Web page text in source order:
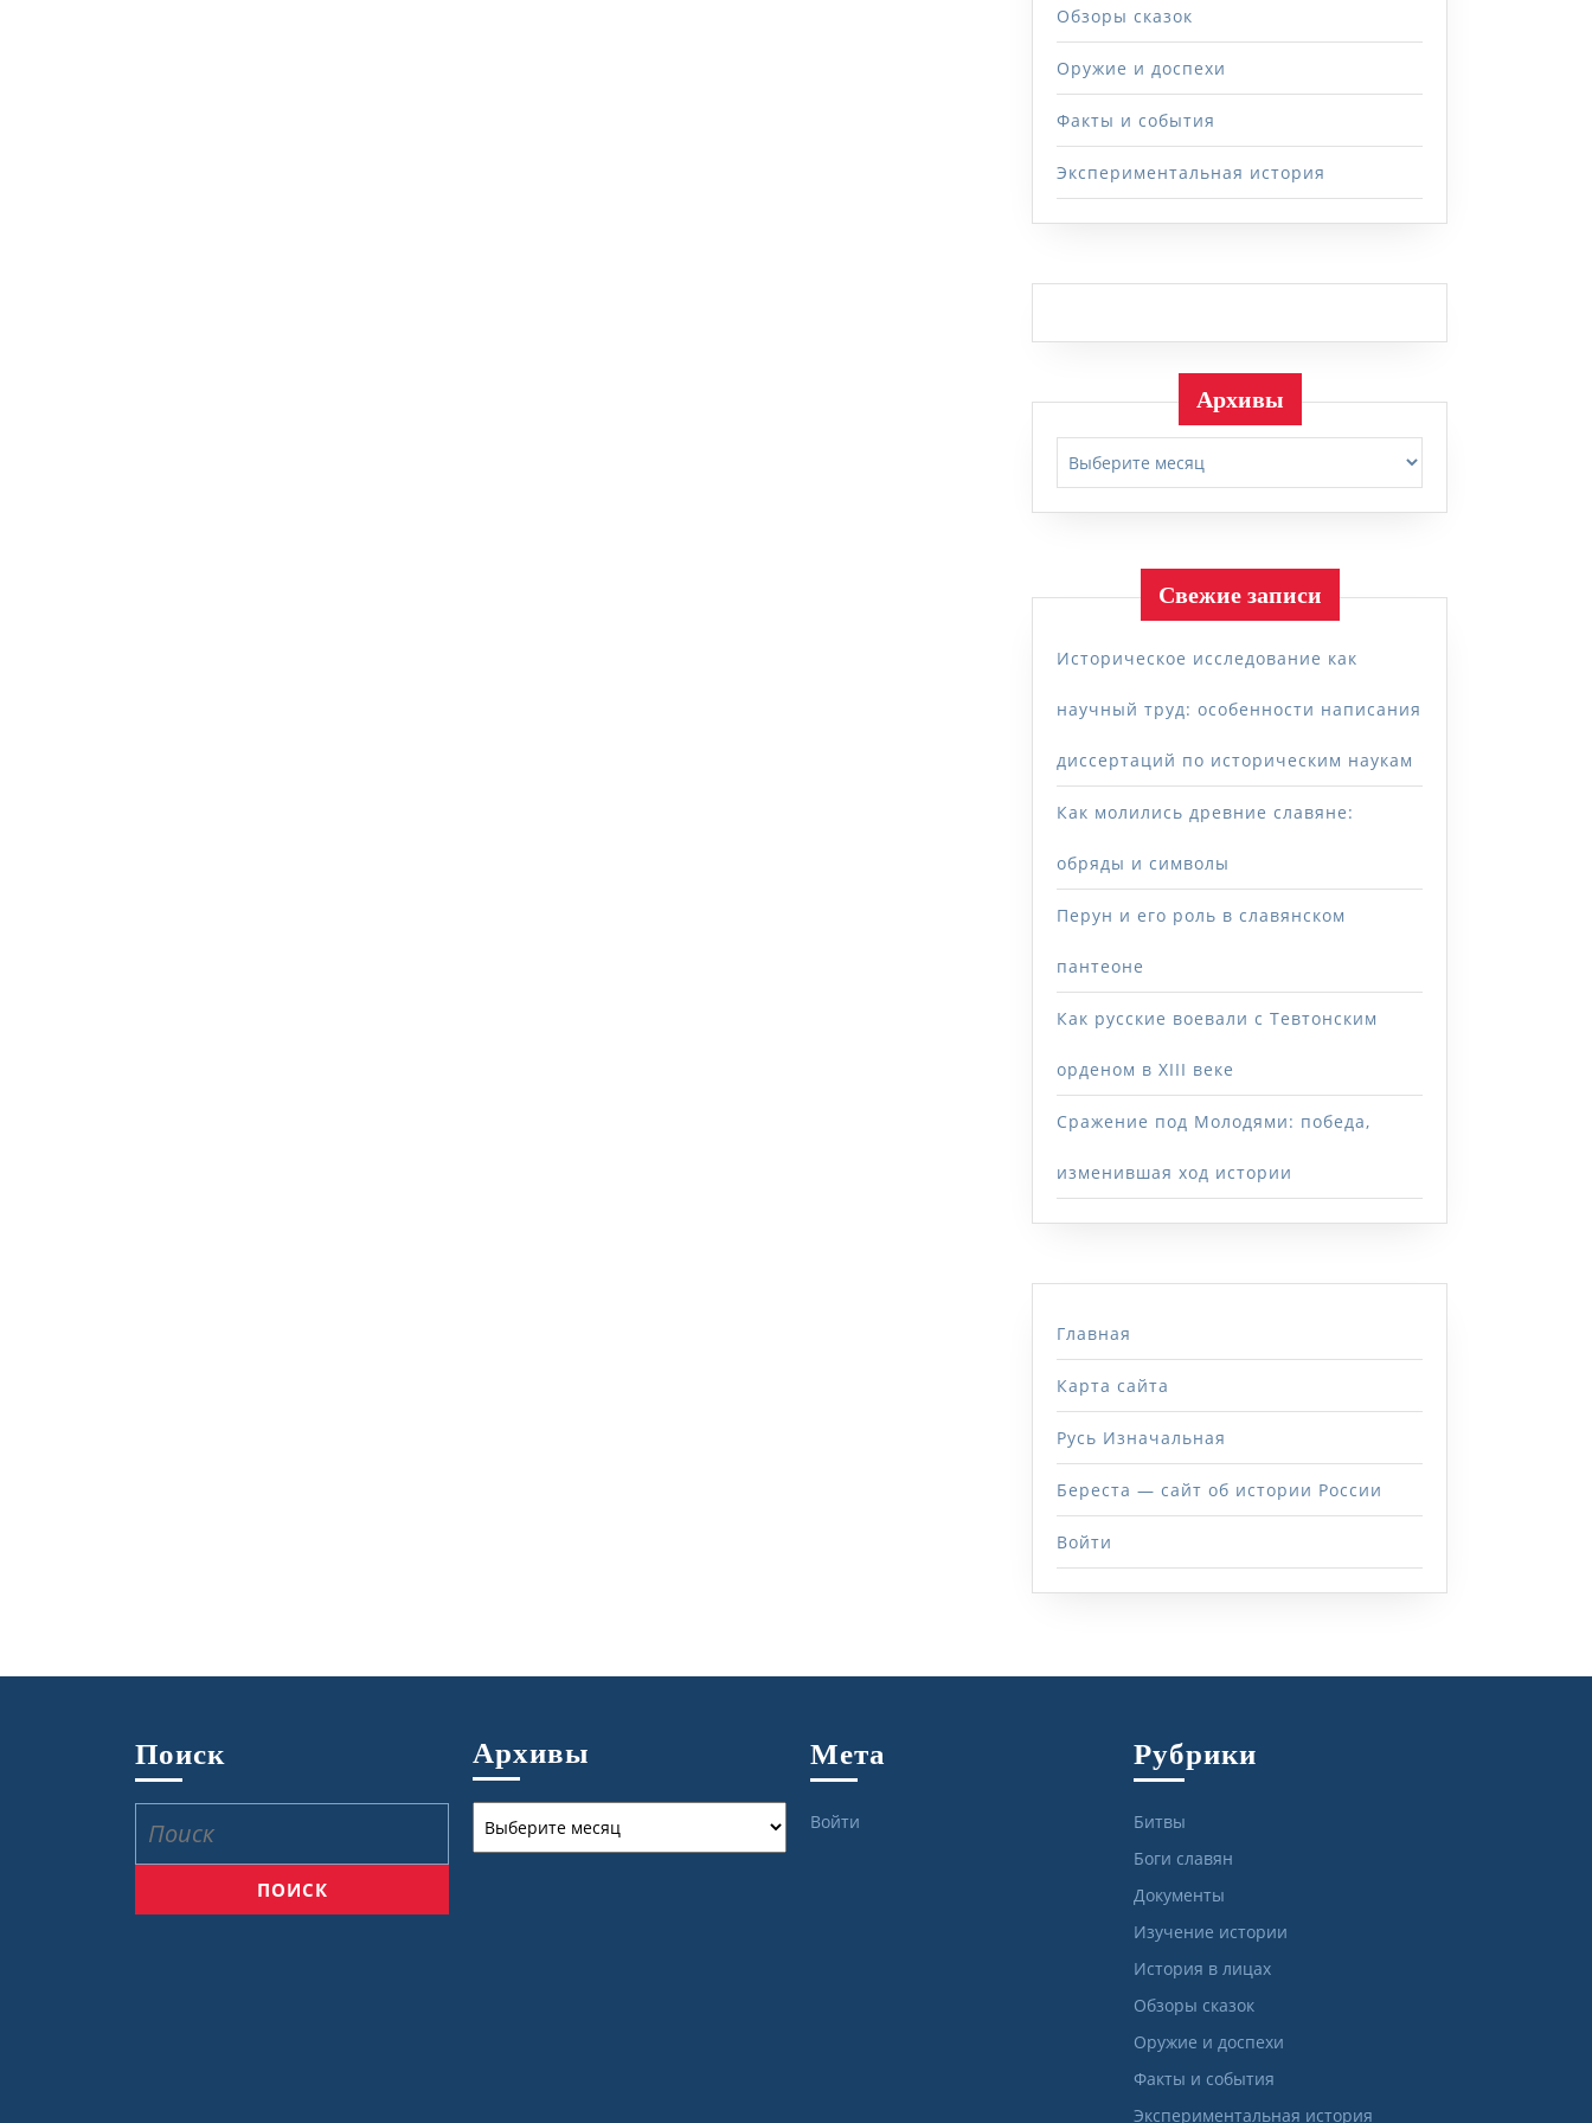
Обзоры сказок
Оружие и доспехи
Факты и события
Экспериментальная история
Архивы
Свежие записи
Историческое исследование как
научный труд: особенности написания
диссертаций по историческим наукам
Как молились древние славяне:
обряды и символы
Перун и его роль в славянском
пантеоне
Как русские воевали с Тевтонским
орденом в XIII веке
Сражение под Молодями: победа,
изменившая ход истории
Главная
Карта сайта
Русь Изначальная
Береста — сайт об истории России
Войти
Поиск Архивы Мета
Войти
Рубрики
Битвы
Боги славян
Документы
Изучение истории
История в лицах
Обзоры сказок
Оружие и доспехи
Факты и события
Экспериментальная история